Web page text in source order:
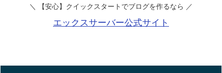
＼ 【安心】クイックスタートでブログを作るなら ／
エックスサーバー公式サイト